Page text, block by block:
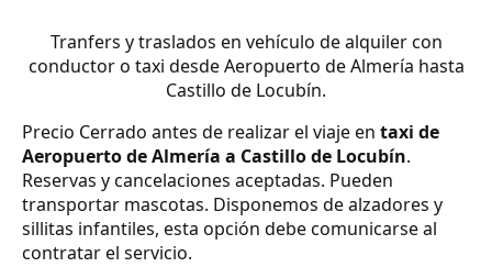
Tranfers y traslados en vehículo de alquiler con
conductor o taxi desde Aeropuerto de Almería hasta
Castillo de Locubín.
Precio Cerrado antes de realizar el viaje en taxi de
Aeropuerto de Almería a Castillo de Locubín.
Reservas y cancelaciones aceptadas. Pueden
transportar mascotas. Disponemos de alzadores y
sillitas infantiles, esta opción debe comunicarse al
contratar el servicio.